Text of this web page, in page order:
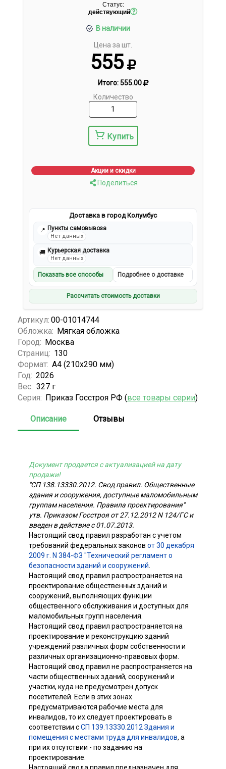
Статус:
действующий
В наличии
Цена за шт.
555
Итого:555.00
Количество
Купить
Акции и скидки
Поделиться
Доставка в город Колумбус
📍 Пункты самовывоза
Нет данных
🚚 Курьерская доставка
Нет данных
Показать все способы Подробнее о доставке
Рассчитать стоимость доставки
Артикул: 00-01014744
Обложка: Мягкая обложка
Город: Москва
Страниц: 130
Формат: А4 (210x290 мм)
Год: 2026
Вес: 327 г
Серия: Приказ Госстроя РФ (все товары серии)
Описание Отзывы
Документ продается с актуализацией на дату
продажи!
"СП 138.13330.2012. Свод правил. Общественные
здания и сооружения, доступные маломобильным
группам населения. Правила проектирования"
утв. Приказом Госстроя от 27.12.2012 N 124/ГС и
введен в действие с 01.07.2013.
Настоящий свод правил разработан с учетом
требований федеральных законов от 30 декабря
2009 г. N 384-ФЗ "Технический регламент о
безопасности зданий и сооружений
Настоящий свод правил распространяется на
проектирование общественных зданий и
сооружений, выполняющих функции
общественного обслуживания и доступных для
маломобильных групп населения.
Настоящий свод правил распространяется на
проектирование и реконструкцию зданий
учреждений различных форм собственности и
различных организационно-правовых форм.
Настоящий свод правил не распространяется на
части общественных зданий, сооружений и
участки, куда не предусмотрен допуск
посетителей. Если в этих зонах
предусматриваются рабочие места для
инвалидов, то их следует проектировать в
соответствии сСП 139.13330.2012 Здания и
помещения с местами труда для инвалидов, а
при их отсутствии - по заданию на
проектирование.